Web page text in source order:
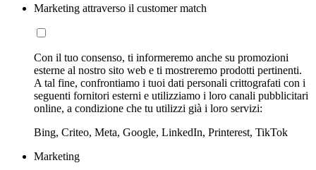
Marketing attraverso il customer match
Con il tuo consenso, ti informeremo anche su promozioni
esterne al nostro sito web e ti mostreremo prodotti pertinenti.
A tal fine, confrontiamo i tuoi dati personali crittografati con i
seguenti fornitori esterni e utilizziamo i loro canali pubblicitari
online, a condizione che tu utilizzi già i loro servizi:
Bing, Criteo, Meta, Google, LinkedIn, Printerest, TikTok
Marketing